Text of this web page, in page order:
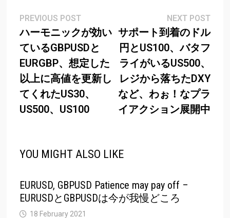
Post
navigation
PREVIOUS POSTPrevious
post:
ハーモニックが効い
ているGBPUSDと
EURGBP、想定した
以上に高値を更新し
てくれたUS30、
US500、US100
NEXT POSTNext
サポート到着のドル
円とUS100、バタフ
ライがいるUS500、
レジから落ちたDXY
など、わぉ！なプラ
イアクション展開中
YOU MIGHT ALSO LIKE
EURUSD, GBPUSD Patience may pay off –
EURUSDとGBPUSDは今が我慢どころ
18 February 2021